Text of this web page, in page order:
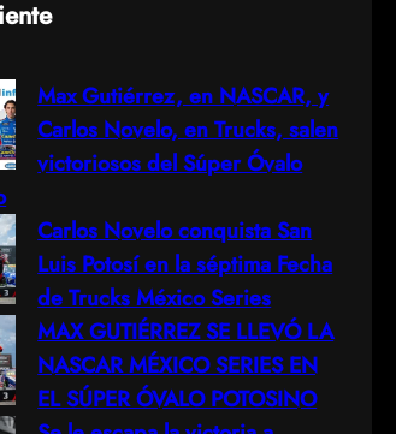
Max Gutiérrez, en NASCAR, y
Carlos Novelo, en Trucks, salen
victoriosos del Súper Óvalo
Carlos Novelo conquista San
Luis Potosí en la séptima Fecha
de Trucks México Series
MAX GUTIÉRREZ SE LLEVÓ LA
NASCAR MÉXICO SERIES EN
EL SÚPER ÓVALO POTOSINO